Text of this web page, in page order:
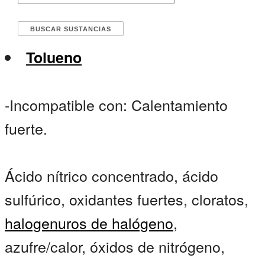
Tolueno
-Incompatible con: Calentamiento
fuerte.
Ácido nítrico concentrado, ácido
sulfúrico, oxidantes fuertes, cloratos,
halogenuros de halógeno,
azufre/calor, óxidos de nitrógeno,